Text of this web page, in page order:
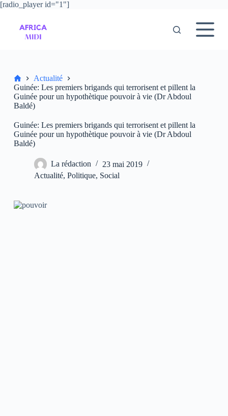
[radio_player id="1"]
P
n
n
u
AccueilActualité
Guinée: Les premiers brigands qui terrorisent et pillent la
Guinée pour un hypothètique pouvoir à vie (Dr Abdoul
Baldé)
Guinée: Les premiers brigands qui terrorisent et pillent la
Guinée pour un hypothètique pouvoir à vie (Dr Abdoul
Baldé)
La rédaction
23 mai 2019
Actualité, Politique, Social